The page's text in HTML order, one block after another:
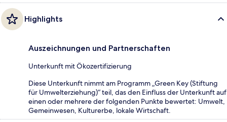
Highlights
Auszeichnungen und Partnerschaften
Unterkunft mit Ökozertifizierung
Diese Unterkunft nimmt am Programm „Green Key (Stiftung
für Umwelterziehung)“ teil, das den Einfluss der Unterkunft auf
einen oder mehrere der folgenden Punkte bewertet: Umwelt,
Gemeinwesen, Kulturerbe, lokale Wirtschaft.